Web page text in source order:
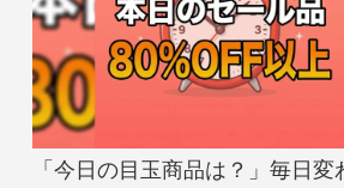
「今日の目玉商品は？」毎日変